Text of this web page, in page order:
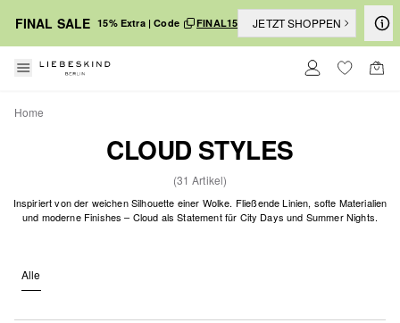
FINAL SALE 15% Extra | Code FINAL15 JETZT SHOPPEN
Home
CLOUD STYLES
(31 Artikel)
Inspiriert von der weichen Silhouette einer Wolke. Fließende Linien, softe Materialien
und moderne Finishes – Cloud als Statement für City Days und Summer Nights.
Alle